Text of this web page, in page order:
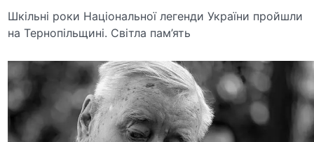
Шкільні роки Національної легенди України пройшли
на Тернопільщині. Світла пам’ять